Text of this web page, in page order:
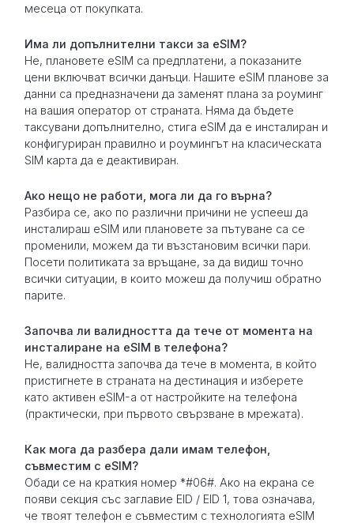
месеца от покупката.
Има ли допълнителни такси за eSIM?
Не, плановете eSIM са предплатени, а показаните
цени включват всички данъци. Нашите eSIM планове за
данни са предназначени да заменят плана за роуминг
на вашия оператор от страната. Няма да бъдете
таксувани допълнително, стига eSIM да е инсталиран и
конфигуриран правилно и роумингът на класическата
SIM карта да е деактивиран.
Ако нещо не работи, мога ли да го върна?
Разбира се, ако по различни причини не успееш да
инсталираш eSIM или плановете за пътуване са се
променили, можем да ти възстановим всички пари.
Посети политиката за връщане, за да видиш точно
всички ситуации, в които можеш да получиш обратно
парите.
Започва ли валидността да тече от момента на
инсталиране на eSIM в телефона?
Не, валидността започва да тече в момента, в който
пристигнете в страната на дестинация и изберете
като активен eSIM-а от настройките на телефона
(практически, при първото свързване в мрежата).
Как мога да разбера дали имам телефон,
съвместим с eSIM?
Обади се на краткия номер *#06#. Ако на екрана се
появи секция със заглавие EID / EID 1, това означава,
че твоят телефон е съвместим с технологията eSIM